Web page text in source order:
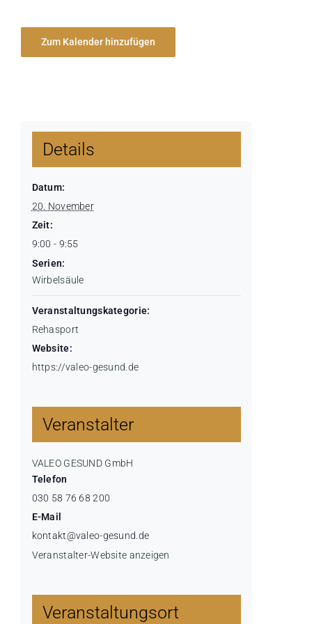
Zum Kalender hinzufügen
Details
Datum:
20. November
Zeit:
9:00 - 9:55
Serien:
Wirbelsäule
Veranstaltungskategorie:
Rehasport
Website:
https://valeo-gesund.de
Veranstalter
VALEO GESUND GmbH
Telefon
030 58 76 68 200
E-Mail
kontakt@valeo-gesund.de
Veranstalter-Website anzeigen
Veranstaltungsort